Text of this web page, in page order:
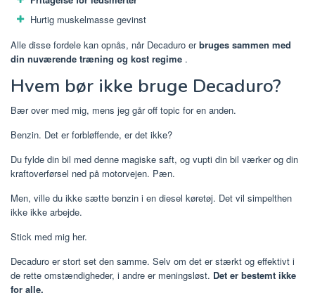
Hurtig muskelmasse gevinst
Alle disse fordele kan opnås, når Decaduro erbruges sammen med
din nuværende træning og kost regime .
Hvem bør ikke bruge Decaduro?
Bær over med mig, mens jeg går off topic for en anden.
Benzin. Det er forbløffende, er det ikke?
Du fylde din bil med denne magiske saft, og vupti din bil værker og din
kraftoverførsel ned på motorvejen. Pæn.
Men, ville du ikke sætte benzin i en diesel køretøj. Det vil simpelthen
ikke ikke arbejde.
Stick med mig her.
Decaduro er stort set den samme. Selv om det er stærkt og effektivt i
de rette omstændigheder, i andre er meningsløst. Det er bestemt ikke
for alle.